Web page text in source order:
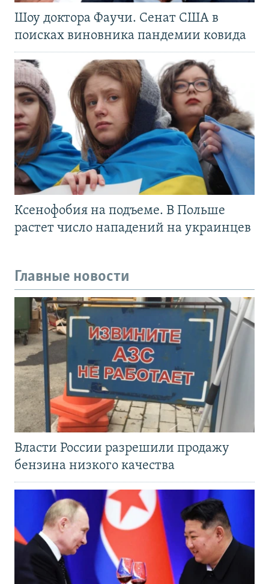
Шоу доктора Фаучи. Сенат США в
поисках виновника пандемии ковида
Ксенофобия на подъеме. В Польше
растет число нападений на украинцев
Главные новости
Власти России разрешили продажу
бензина низкого качества